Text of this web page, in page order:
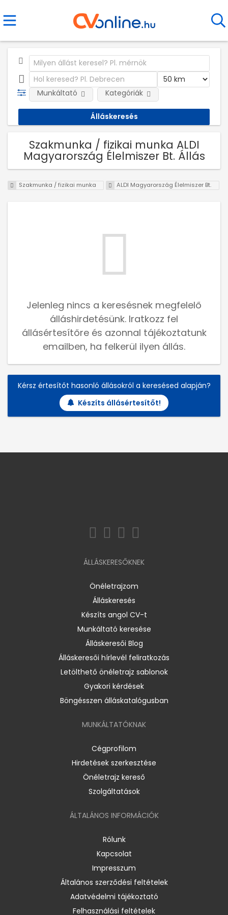
Munkáltató Kategóriák
Szakmunka / fizikai munka ALDI
Magyarország Élelmiszer Bt. Állás
Szakmunka / fizikai munka ALDI Magyarország Élelmiszer Bt.
Jelenleg nincs a keresésnek megfelelő
álláshirdetésünk. Iratkozz fel
állásértesítőre és azonnal tájékoztatunk
emailben, ha felkerül ilyen állás.
Kérsz értesítőt hasonló állásokról a keresésed alapján?
Készíts állásértesítőt!
ÁLLÁSKERESŐKNEK
Önéletrajzom
Álláskeresés
Készíts angol CV-t
Munkáltató keresése
Álláskeresői Blog
Álláskeresői hírlevél feliratkozás
Letölthető önéletrajz sablonok
Gyakori kérdések
Böngésszen álláskatalógusban
MUNKÁLTATÓKNAK
Cégprofilom
Hirdetések szerkesztése
Önéletrajz kereső
Szolgáltatások
ÁLTALÁNOS INFORMÁCIÓK
Rólunk
Kapcsolat
Impresszum
Általános szerződési feltételek
Adatvédelmi tájékoztató
Felhasználási feltételek